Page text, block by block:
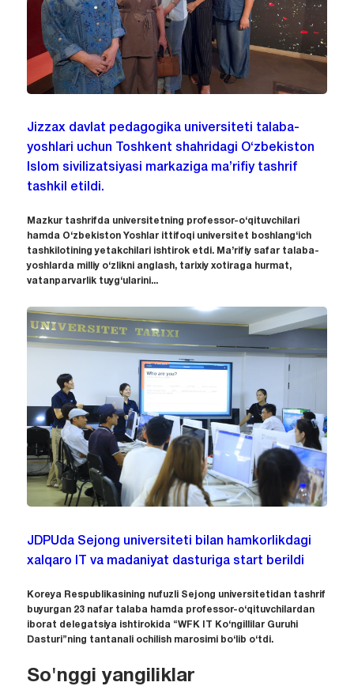
Jizzax davlat pedagogika universiteti talaba-
yoshlari uchun Toshkent shahridagi O‘zbekiston
Islom sivilizatsiyasi markaziga ma’rifiy tashrif
tashkil etildi.
Mazkur tashrifda universitetning professor-o‘qituvchilari
hamda O‘zbekiston Yoshlar ittifoqi universitet boshlang‘ich
tashkilotining yetakchilari ishtirok etdi. Ma’rifiy safar talaba-
yoshlarda milliy o‘zlikni anglash, tarixiy xotiraga hurmat,
vatanparvarlik tuyg‘ularini...
JDPUda Sejong universiteti bilan hamkorlikdagi
xalqaro IT va madaniyat dasturiga start berildi
Koreya Respublikasining nufuzli Sejong universitetidan tashrif
buyurgan 23 nafar talaba hamda professor-o‘qituvchilardan
iborat delegatsiya ishtirokida “WFK IT Ko‘ngillilar Guruhi
Dasturi”ning tantanali ochilish marosimi bo‘lib o‘tdi.
So'nggi yangiliklar